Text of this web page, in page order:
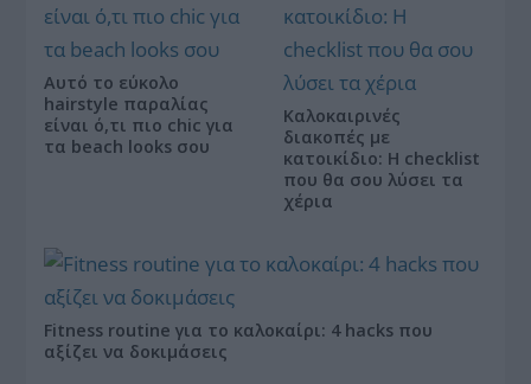
Αυτό το εύκολο
hairstyle παραλίας
είναι ό,τι πιο chic για
τα beach looks σου
Καλοκαιρινές
διακοπές με
κατοικίδιο: Η checklist
που θα σου λύσει τα
χέρια
Fitness routine για το καλοκαίρι: 4 hacks που
αξίζει να δοκιμάσεις